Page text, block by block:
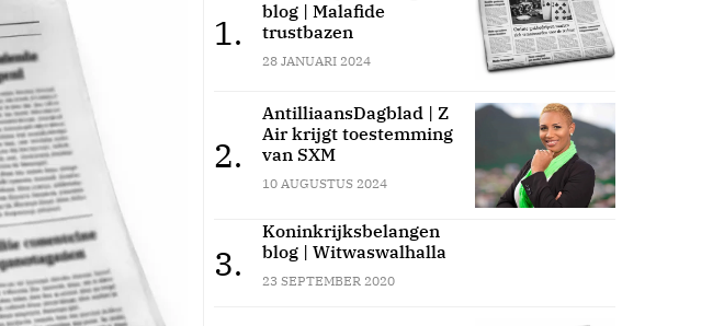
1.
blog | Malafide
trustbazen
28 JANUARI 2024
2.
AntilliaansDagblad | Z
Air krijgt toestemming
van SXM
10 AUGUSTUS 2024
3.
Koninkrijksbelangen
blog | Witwaswalhalla
23 SEPTEMBER 2020